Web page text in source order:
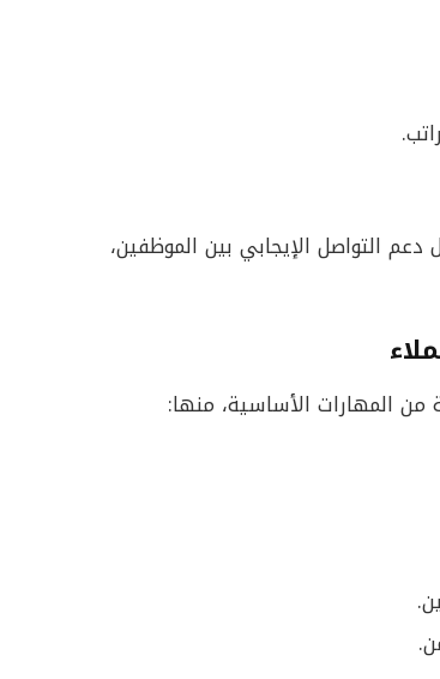
التواصل الإيجابي بين الموظفين،
المهارات الأساسية، منها: